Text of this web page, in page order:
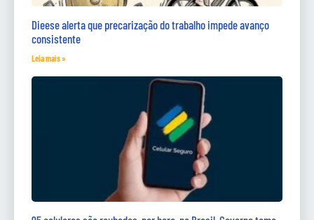
Dieese alerta que precarização do trabalho impede avanço
consistente
Leia mais »